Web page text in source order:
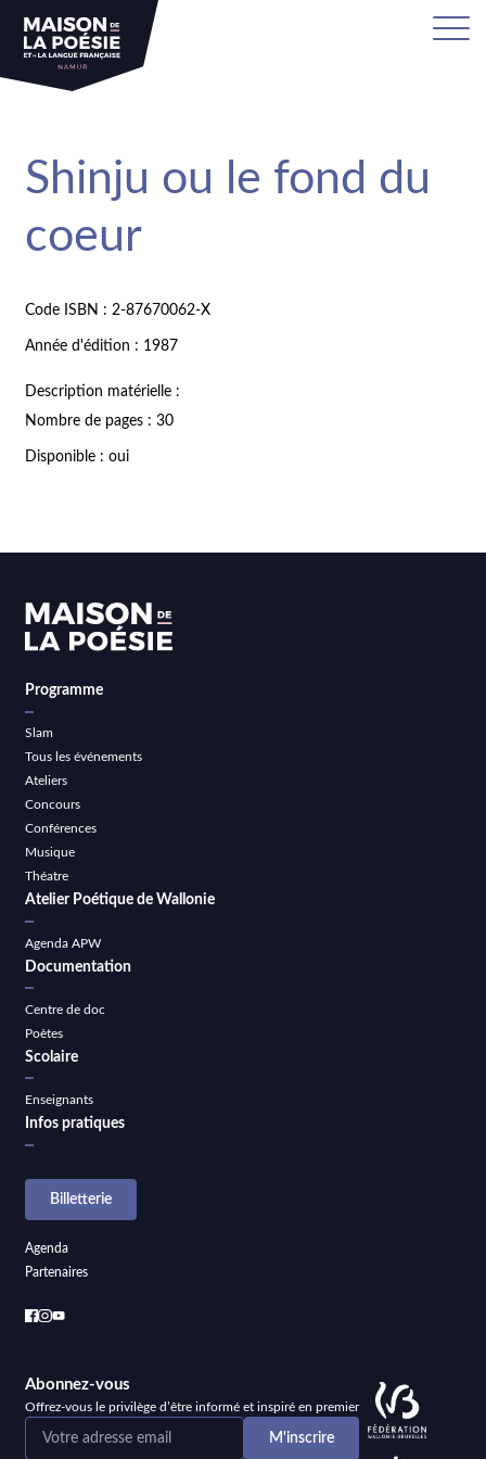
Shinju ou le fond du
coeur
Code ISBN : 2-87670062-X
Année d'édition : 1987
Description matérielle :
Nombre de pages : 30
Disponible : oui
Programme
Slam
Tous les événements
Ateliers
Concours
Conférences
Musique
Théatre
Atelier Poétique de Wallonie
Agenda APW
Documentation
Centre de doc
Poètes
Scolaire
Enseignants
Infos pratiques
Billetterie
Agenda
Partenaires
Abonnez-vous
Offrez-vous le privilège d’être informé et inspiré en premier